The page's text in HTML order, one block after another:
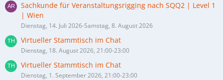
Sachkunde für Veranstaltungsrigging nach SQQ2 | Level 1
| Wien
Dienstag, 14. Juli 2026-Samstag, 8. August 2026
Virtueller Stammtisch im Chat
Dienstag, 18. August 2026, 21:00-23:00
Virtueller Stammtisch im Chat
Dienstag, 1. September 2026, 21:00-23:00